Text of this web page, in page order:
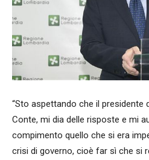
“Sto aspettando che il presidente
Conte, mi dia delle risposte e mi
compimento quello che si era
crisi di governo, cioè far sì che si